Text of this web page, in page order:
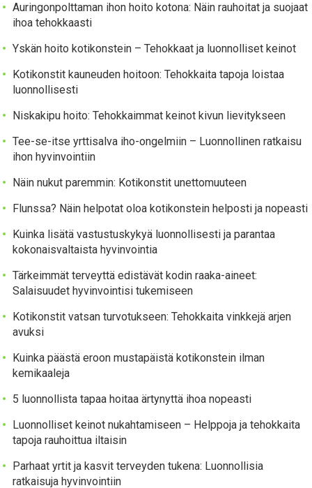
Auringonpolttaman ihon hoito kotona: Näin rauhoitat ja suojaat
ihoa tehokkaasti
Yskän hoito kotikonstein – Tehokkaat ja luonnolliset keinot
Kotikonstit kauneuden hoitoon: Tehokkaita tapoja loistaa
luonnollisesti
Niskakipu hoito: Tehokkaimmat keinot kivun lievitykseen
Tee-se-itse yrttisalva iho-ongelmiin – Luonnollinen ratkaisu
ihon hyvinvointiin
Näin nukut paremmin: Kotikonstit unettomuuteen
Flunssa? Näin helpotat oloa kotikonstein helposti ja nopeasti
Kuinka lisätä vastustuskykyä luonnollisesti ja parantaa
kokonaisvaltaista hyvinvointia
Tärkeimmät terveyttä edistävät kodin raaka-aineet:
Salaisuudet hyvinvointisi tukemiseen
Kotikonstit vatsan turvotukseen: Tehokkaita vinkkejä arjen
avuksi
Kuinka päästä eroon mustapäistä kotikonstein ilman
kemikaaleja
5 luonnollista tapaa hoitaa ärtynyttä ihoa nopeasti
Luonnolliset keinot nukahtamiseen – Helppoja ja tehokkaita
tapoja rauhoittua iltaisin
Parhaat yrtit ja kasvit terveyden tukena: Luonnollisia
ratkaisuja hyvinvointiin